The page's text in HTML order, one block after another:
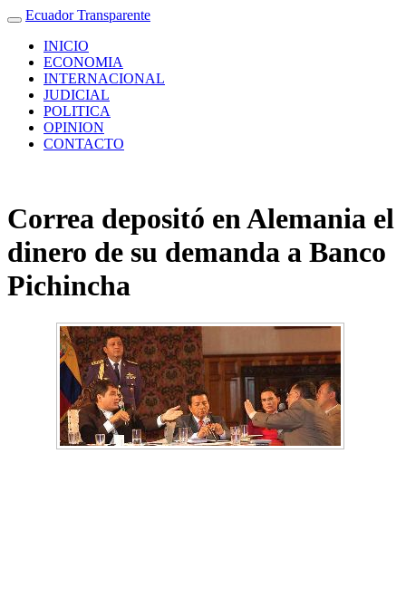
Ecuador Transparente
INICIO
ECONOMIA
INTERNACIONAL
JUDICIAL
POLITICA
OPINION
CONTACTO
Correa depositó en Alemania el
dinero de su demanda a Banco
Pichincha